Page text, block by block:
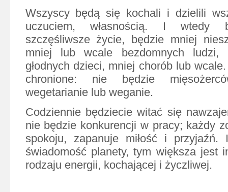
Wszyscy będą się kochali i dzielili
uczuciem, własnością. I wtedy
szczęśliwsze życie, będzie mniej
mniej lub wcale bezdomnych
głodnych dzieci, mniej chorób lub
chronione: nie będzie
wegetarianie lub weganie.
Codziennie będziecie witać się
nie będzie konkurencji w pracy; każdy
spokoju, zapanuje miłość i
świadomość planety, tym większa jest
rodzaju energii, kochającej i życzliwej.